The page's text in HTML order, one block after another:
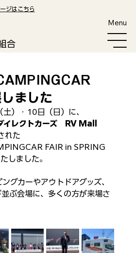
ジはこちら
合
Menu
ました
）・10日（日）に、
イレクトカーズ　RV Mall
れた
FAIR in SPRING
しました。
グカーやアウトドアグッズ、
ぶ会場に、多くの方が来場さ